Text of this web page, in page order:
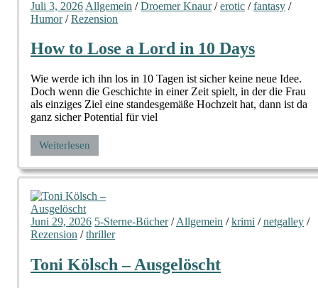
Juli 3, 2026 Allgemein /Droemer Knaur/erotic /fantasy /
Humor/Rezension
How to Lose a Lord in 10 Days
Wie werde ich ihn los in 10 Tagen ist sicher keine neue Idee.
Doch wenn die Geschichte in einer Zeit spielt, in der die Frau
als einziges Ziel eine standesgemäße Hochzeit hat, dann ist da
ganz sicher Potential für viel
Weiterlesen
Juni 29, 2026 5-Sterne-Bücher/Allgemein /krimi /netgalley /
Rezension /thriller
Toni Kölsch – Ausgelöscht